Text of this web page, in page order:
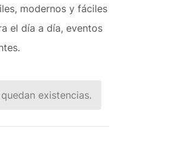
modernos y fáciles
el día a día, eventos
existencias.